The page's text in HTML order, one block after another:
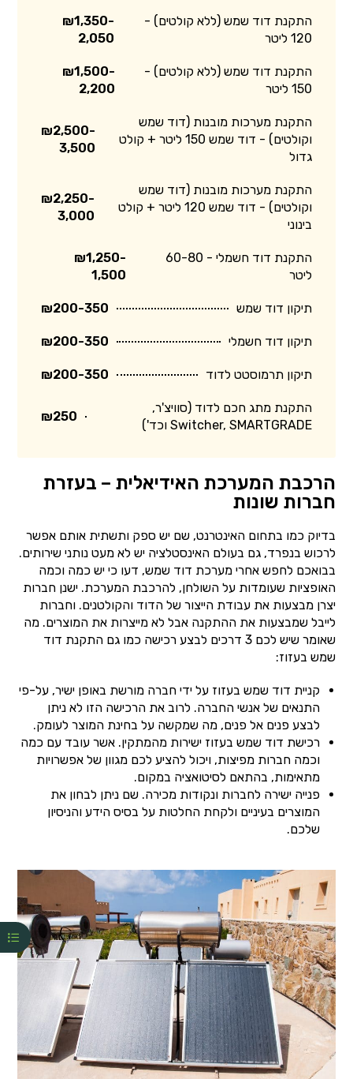
התקנת דוד שמש (ללא קולטים) -
120 ליטר
₪1,350-
2,050
התקנת דוד שמש (ללא קולטים) -
150 ליטר
₪1,500-
2,200
התקנת מערכות מובנות (דוד שמש
וקולטים) - דוד שמש 150 ליטר + קולט
גדול
₪2,500-
3,500
התקנת מערכות מובנות (דוד שמש
וקולטים) - דוד שמש 120 ליטר + קולט
בינוני
₪2,250-
3,000
התקנת דוד חשמלי - 60-80
ליטר
₪1,250-
1,500
תיקון דוד שמש ₪200-350
תיקון דוד חשמלי ₪200-350
תיקון תרמוסטט לדוד ₪200-350
התקנת מתג חכם לדוד (סוויצ'ר,
Switcher, SMARTGRADE וכד')
₪250
הרכבת המערכת האידיאלית – בעזרת
חברות שונות
בדיוק כמו בתחום האינטרנט, שם יש ספק ותשתית אותם אפשר
לרכוש בנפרד, גם בעולם האינסטלציה יש לא מעט נותני שירותים.
בבואכם לחפש אחרי מערכת דוד שמש, דעו כי יש כמה וכמה
האופציות שעומדות על השולחן, להרכבת המערכת. ישנן חברות
יצרן מבצעות את עבודת הייצור של הדוד והקולטנים. וחברות
לייבל שמבצעות את ההתקנה אבל לא מייצרות את המוצרים. מה
שאומר שיש לכם 3 דרכים לבצע רכישה כמו גם התקנת דוד
שמש בעזוז:
קניית דוד שמש בעזוז על ידי חברה מורשת באופן ישיר, על-פי
התנאים של אנשי החברה. לרוב את הרכישה הזו לא ניתן
לבצע פנים אל פנים, מה שמקשה על בחינת המוצר לעומק.
רכישת דוד שמש בעזוז ישירות מהמתקין. אשר עובד עם כמה
וכמה חברות מפיצות, ויכול להציע לכם מגוון של אפשרויות
מתאימות, בהתאם לסיטואציה במקום.
פנייה ישירה לחברות ונקודות מכירה. שם ניתן לבחון את
המוצרים בעיניים ולקחת החלטות על בסיס הידע והניסיון
שלכם.